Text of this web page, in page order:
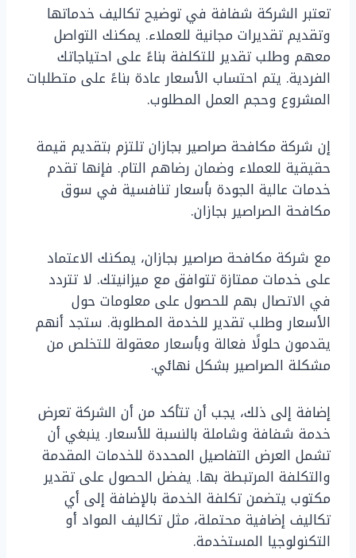
تعتبر الشركة شفافة في توضيح تكاليف خدماتها
وتقديم تقديرات مجانية للعملاء. يمكنك التواصل
معهم وطلب تقدير للتكلفة بناءً على احتياجاتك
الفردية. يتم احتساب الأسعار عادة بناءً على متطلبات
المشروع وحجم العمل المطلوب.
إن شركة مكافحة صراصير بجازان تلتزم بتقديم قيمة
حقيقية للعملاء وضمان رضاهم التام. فإنها تقدم
خدمات عالية الجودة بأسعار تنافسية في سوق
مكافحة الصراصير بجازان.
مع شركة مكافحة صراصير بجازان، يمكنك الاعتماد
على خدمات ممتازة تتوافق مع ميزانيتك. لا تتردد
في الاتصال بهم للحصول على معلومات حول
الأسعار وطلب تقدير للخدمة المطلوبة. ستجد أنهم
يقدمون حلولًا فعالة وبأسعار معقولة للتخلص من
مشكلة الصراصير بشكل نهائي.
إضافة إلى ذلك، يجب أن تتأكد من أن الشركة تعرض
خدمة شفافة وشاملة بالنسبة للأسعار. ينبغي أن
تشمل العرض التفاصيل المحددة للخدمات المقدمة
والتكلفة المرتبطة بها. يفضل الحصول على تقدير
مكتوب يتضمن تكلفة الخدمة بالإضافة إلى أي
تكاليف إضافية محتملة، مثل تكاليف المواد أو
التكنولوجيا المستخدمة.